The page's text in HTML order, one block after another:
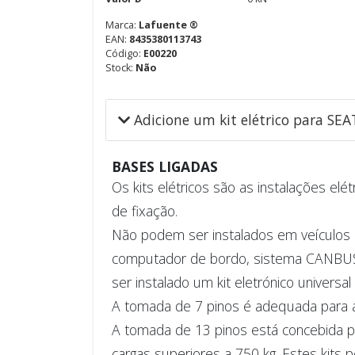
Marca: Lafuente ®
EAN: 8435380113743
Código: E00220
Stock: Não
Adicione um kit elétrico para
BASES LIGADAS
Os kits elétricos são as instalações
de fixação.
Não podem ser instalados em
computador de bordo, sistema
ser instalado um kit eletrónico
A tomada de 7 pinos é adequada para
A tomada de 13 pinos está concebida